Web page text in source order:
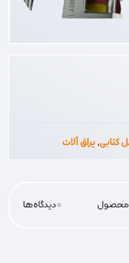
کتابی,یراق آلات
محصول 0دیدگاه‌‌ها